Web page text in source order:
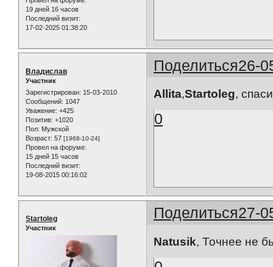
19 дней 16 часов
Последний визит:
17-02-2025 01:38:20
Поделиться26-
Владислав
Участник
Зарегистрирован: 15-03-2010
Сообщений: 1047
Уважение: +425
Позитив: +1020
Пол: Мужской
Возраст: 57 [1968-10-24]
Провел на форуме:
15 дней 15 часов
Последний визит:
19-08-2015 00:16:02
Allita,Startoleg,
0
Поделиться27-
Startoleg
Участник
Natusik, Точнее не